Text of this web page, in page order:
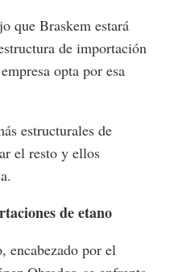
que Braskem estará
de importación
opta por esa
estructurales de
el resto y ellos
de etano
encabezado por el